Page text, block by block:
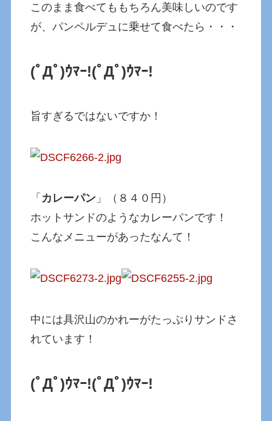
このまま食べてももちろん美味しいのです
が、パンペルデュに乗せて食べたら・・・
(ﾟДﾟ)ｳﾏｰ!(ﾟДﾟ)ｳﾏｰ!
旨すぎるではないですか！
「 カレーパン 」（８４０円）
ホットサンドのようなカレーパンです！
こんなメニューがあったなんて！
中には具沢山のかれーがたっぷりサンドさ
れています！
(ﾟДﾟ)ｳﾏｰ!(ﾟДﾟ)ｳﾏｰ!